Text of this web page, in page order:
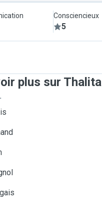
Consciencieux
5
plus sur Thalita